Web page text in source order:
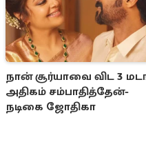
நான் சூர்யாவை விட 3
அதிகம் சம்பாதித்தேன்-
நடிகை ஜோதிகா